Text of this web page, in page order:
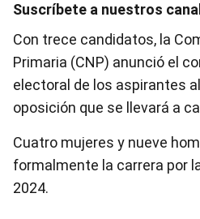
Suscríbete a nuestros
Con trece candidatos, la
Primaria (CNP) anunció el
electoral de los aspirantes
oposición que se llevará a
Cuatro mujeres y nueve
formalmente la carrera por
2024.